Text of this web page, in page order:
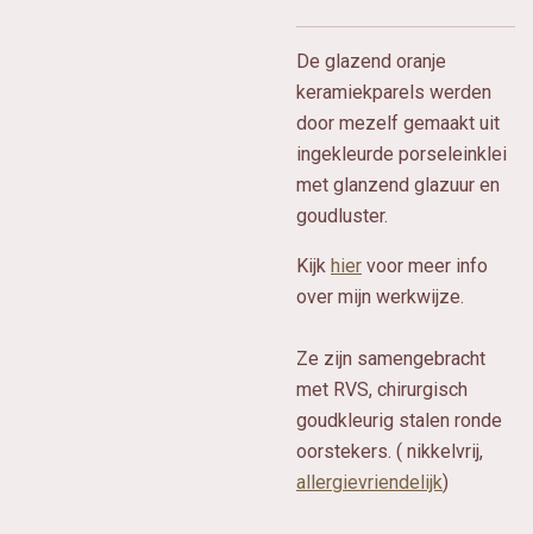
De glazend oranje
keramiekparels werden
door mezelf gemaakt uit
ingekleurde porseleinklei
met glanzend glazuur en
goudluster.
Kijk hier voor meer info
over mijn werkwijze.
Ze zijn samengebracht
met RVS, chirurgisch
goudkleurig stalen ronde
oorstekers. ( nikkelvrij,
allergievriendelijk)